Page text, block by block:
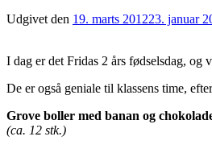
Udgivet den 19. marts 201223. januar
I dag er det Fridas 2 års fødselsdag,
De er også geniale til klassens time,
Grove boller med banan og
(ca. 12 stk.)